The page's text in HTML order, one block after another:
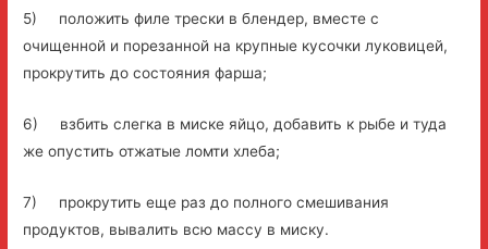
5) положить филе трески в блендер, вместе с
очищенной и порезанной на крупные кусочки луковицей,
прокрутить до состояния фарша;
6) взбить слегка в миске яйцо, добавить к рыбе и туда
же опустить отжатые ломти хлеба;
7) прокрутить еще раз до полного смешивания
продуктов, вывалить всю массу в миску.